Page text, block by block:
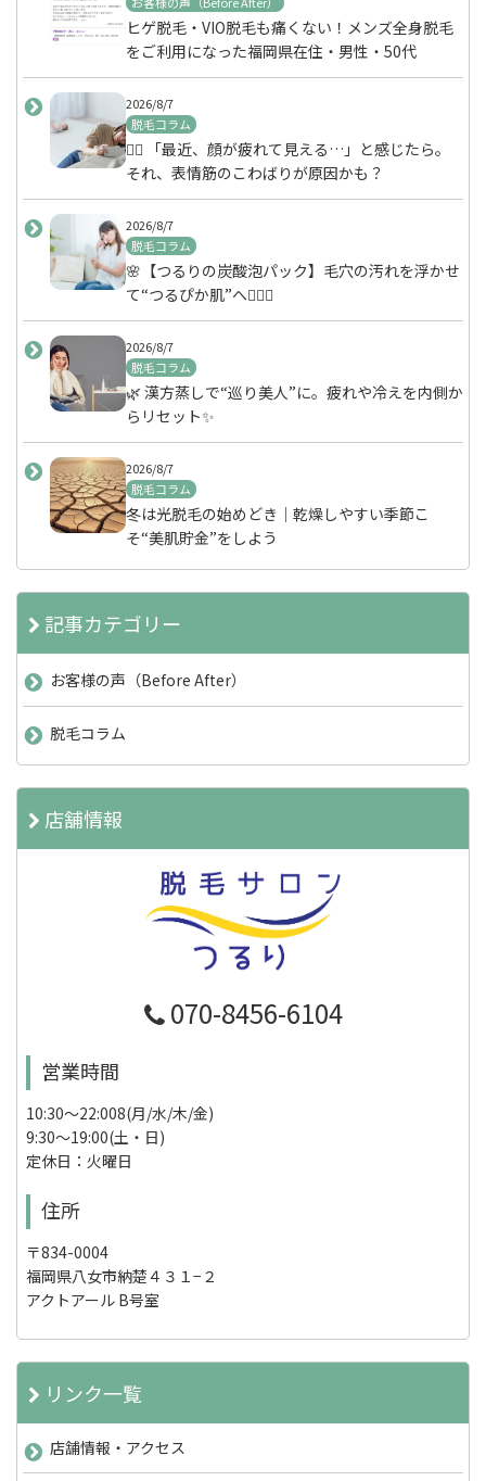
ヒゲ脱毛・VIO脱毛も痛くない！メンズ全身脱毛
をご利用になった福岡県在住・男性・50代
2026/8/7
脱毛コラム
💆‍♀️ 「最近、顔が疲れて見える…」と感じたら。
それ、表情筋のこわばりが原因かも？
2026/8/7
脱毛コラム
🌸【つるりの炭酸泡パック】毛穴の汚れを浮かせ
て“つるぴか肌”へ💆‍♀️✨
2026/8/7
脱毛コラム
🌿 漢方蒸しで“巡り美人”に。疲れや冷えを内側か
らリセット✨
2026/8/7
脱毛コラム
冬は光脱毛の始めどき｜乾燥しやすい季節こ
そ“美肌貯金”をしよう
記事カテゴリー
お客様の声（Before After）
脱毛コラム
店舗情報
070-8456-6104
営業時間
10:30～22:008(月/水/木/金)
9:30～19:00(土・日)
定休日：火曜日
住所
〒834-0004
福岡県八女市納楚４３１−２
アクトアール B号室
リンク一覧
店舗情報・アクセス